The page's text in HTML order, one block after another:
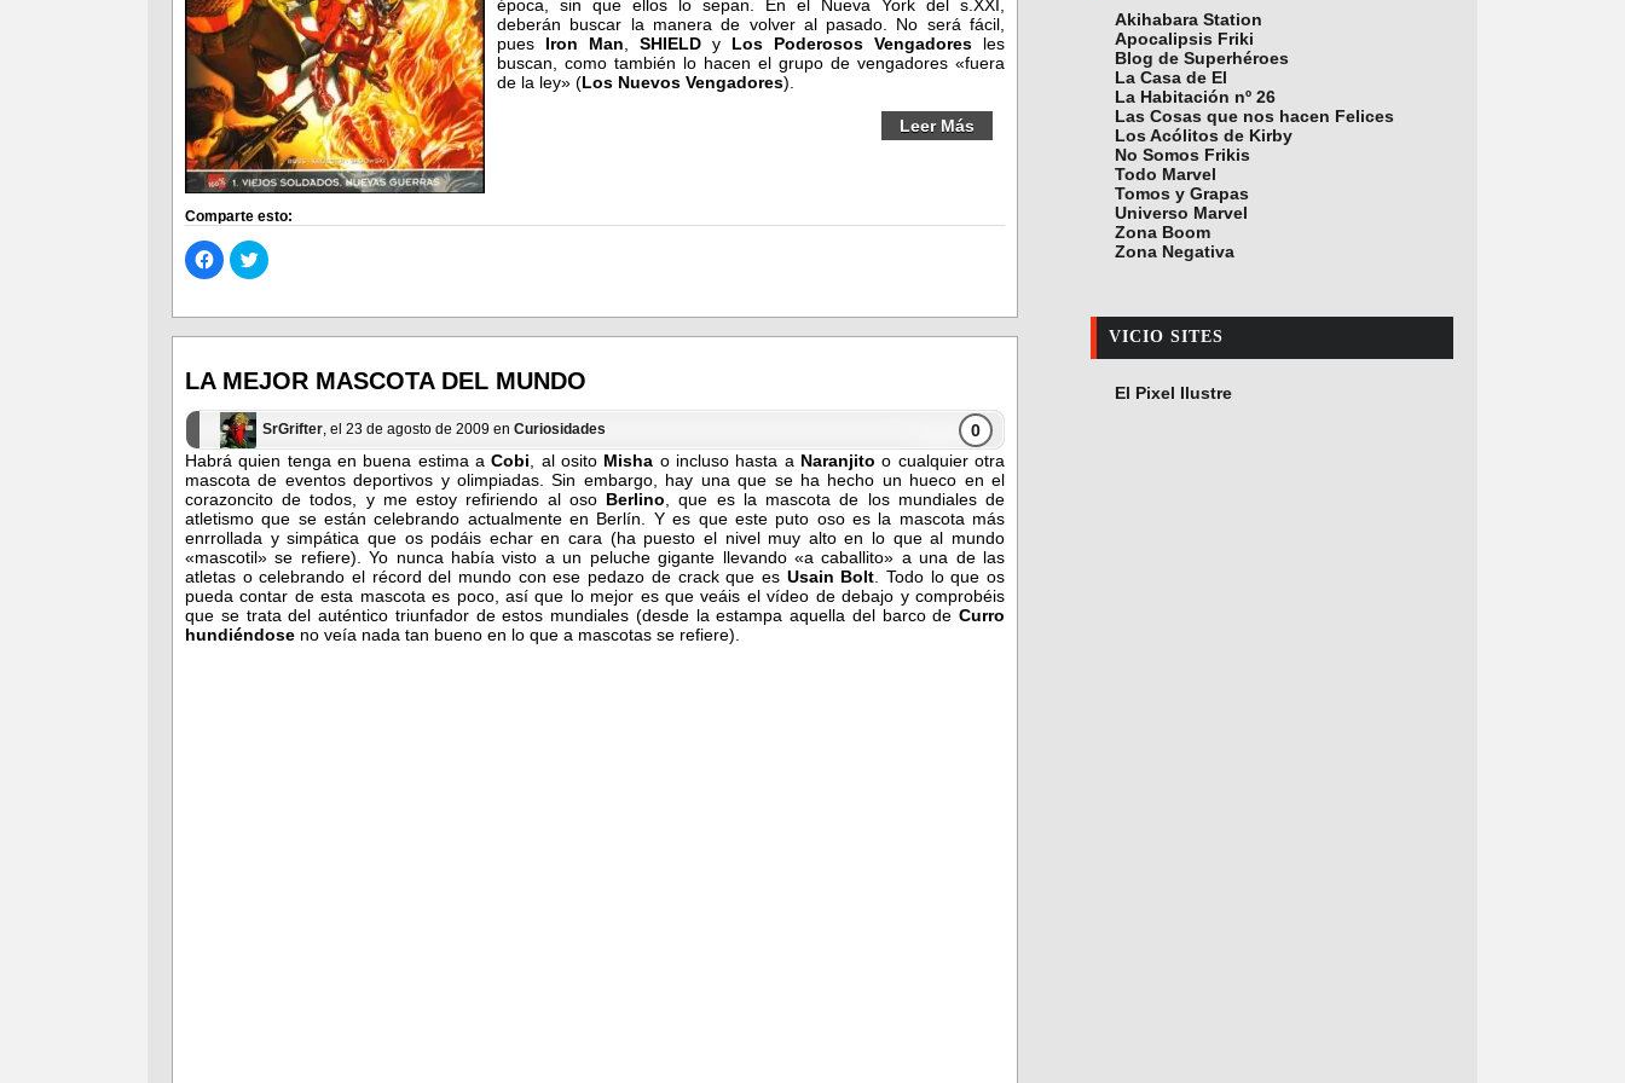
época, sin que ellos lo sepan. En el Nueva York del s.XXI,
deberán buscar la manera de volver al pasado. No será fácil,
pues Iron Man SHIELD y Los Poderosos Vengadores les
buscan, como también lo hacen el grupo de vengadores «fuera
de la ley» (Los Nuevos Vengadores).
Leer Más
Comparte esto:
Haz
clic
para
en
(Se
en
una
nueva)
Haz
clic
en
(Se
en
una
nueva)
LA MEJOR MASCOTA DEL MUNDO
SrGrifter, el 23 de agosto de 2009 en Curiosidades
0
Habrá quien tenga en buena estima aCobi , al osito Misha o incluso hasta a Naranjito o cualquier otra
mascota de eventos deportivos y olimpiadas. Sin embargo, hay una que se ha hecho un hueco en el
corazoncito de todos, y me estoy refiriendo al oso Berlino , que es la mascota de los mundiales de
atletismo que se están celebrando actualmente en Berlín. Y es que este puto oso es la mascota más
enrrollada y simpática que os podáis echar en cara (ha puesto el nivel muy alto en lo que al mundo
«mascotil» se refiere). Yo nunca había visto a un peluche gigante llevando «a caballito» a una de las
atletas o celebrando el récord del mundo con ese pedazo de crack que es Usain Bolt . Todo lo que os
pueda contar de esta mascota es poco, así que lo mejor es que veáis el vídeo de debajo y comprobéis
que se trata del auténtico triunfador de estos mundiales (desde la estampa aquella del barco de Curro
hundiéndose no veía nada tan bueno en lo que a mascotas se refiere).
Akihabara Station
Apocalipsis Friki
Blog de Superhéroes
La Casa de El
La Habitación nº 26
Las Cosas que nos hacen Felices
Los Acólitos de Kirby
No Somos Frikis
Todo Marvel
Tomos y Grapas
Universo Marvel
Zona Boom
Zona Negativa
VICIO SITES
El Pixel Ilustre